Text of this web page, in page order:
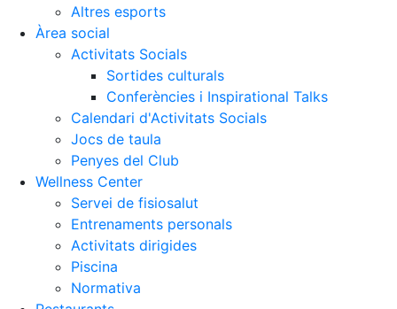
Altres esports
Àrea social
Activitats Socials
Sortides culturals
Conferències i Inspirational Talks
Calendari d'Activitats Socials
Jocs de taula
Penyes del Club
Wellness Center
Servei de fisiosalut
Entrenaments personals
Activitats dirigides
Piscina
Normativa